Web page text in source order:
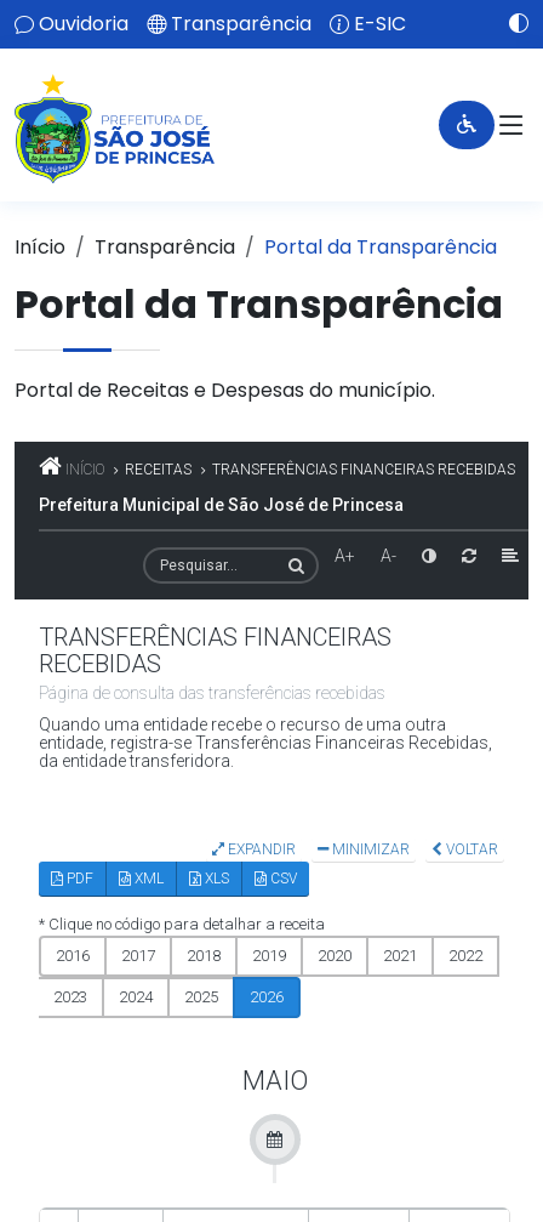
Ouvidoria Transparência E-SIC
Início Transparência Portal da Transparência
Portal da Transparência
Portal de Receitas e Despesas do município.